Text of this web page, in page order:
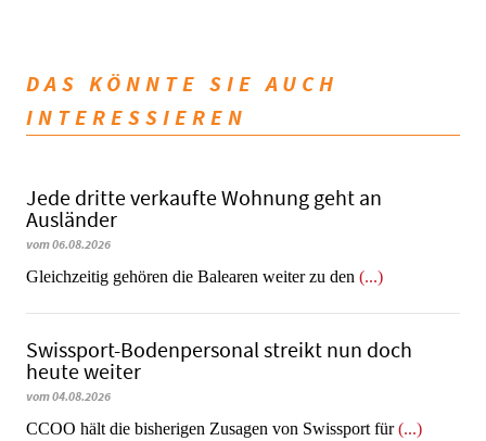
DAS KÖNNTE SIE AUCH
INTERESSIEREN
Jede dritte verkaufte Wohnung geht an
Ausländer
vom 06.08.2026
Gleichzeitig gehören die Balearen weiter zu den (...)
Swissport-Bodenpersonal streikt nun doch
heute weiter
vom 04.08.2026
CCOO hält die bisherigen Zusagen von Swissport für(...)